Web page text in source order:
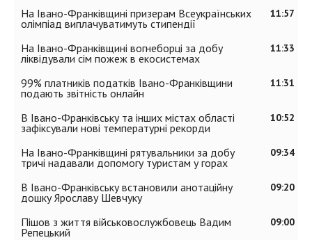
11:57
На Івано-Франківщині призерам Всеукраїнських
олімпіад виплачуватимуть стипендії
11:33
На Івано-Франківщині вогнеборці за добу
ліквідували сім пожеж в екосистемах
11:31
99% платників податків Івано-Франківщини
подають звітність онлайн
10:52
В Івано-Франківську та інших містах області
зафіксували нові температурні рекорди
09:34
На Івано-Франківщині рятувальники за добу
тричі надавали допомогу туристам у горах
09:20
В Івано-Франківську встановили анотаційну
дошку Ярославу Шевчуку
09:00
Пішов з життя військовослужбовець Вадим
Репецький